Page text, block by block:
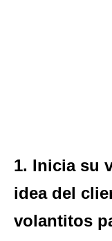
1. Inicia su
idea del
volantitos